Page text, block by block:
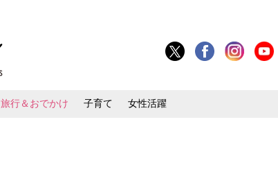
旅行＆おでかけ 子育て 女性活躍